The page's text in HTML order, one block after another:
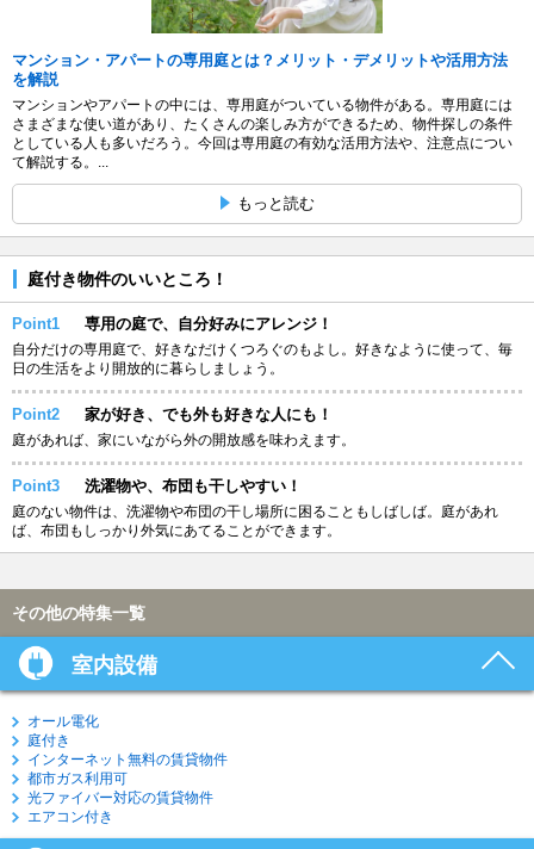
マンション・アパートの専用庭とは？メリット・デメリットや活用方法
を解説
マンションやアパートの中には、専用庭がついている物件がある。専用庭には
さまざまな使い道があり、たくさんの楽しみ方ができるため、物件探しの条件
としている人も多いだろう。今回は専用庭の有効な活用方法や、注意点につい
て解説する。...
もっと読む
庭付き物件のいいところ！
Point1 専用の庭で、自分好みにアレンジ！
自分だけの専用庭で、好きなだけくつろぐのもよし。好きなように使って、毎
日の生活をより開放的に暮らしましょう。
Point2 家が好き、でも外も好きな人にも！
庭があれば、家にいながら外の開放感を味わえます。
Point3 洗濯物や、布団も干しやすい！
庭のない物件は、洗濯物や布団の干し場所に困ることもしばしば。庭があれ
ば、布団もしっかり外気にあてることができます。
その他の特集一覧
室内設備
オール電化
庭付き
インターネット無料の賃貸物件
都市ガス利用可
光ファイバー対応の賃貸物件
エアコン付き